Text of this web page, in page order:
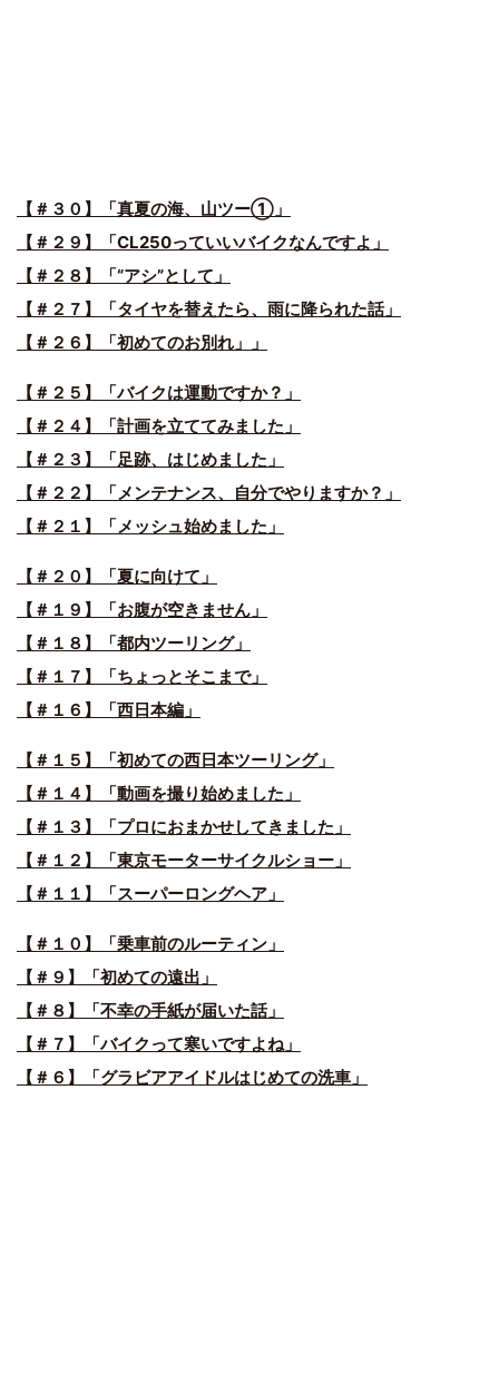
【＃３０】「真夏の海、山ツー①」
【＃２９】「CL250っていいバイクなんですよ」
【＃２８】「“アシ”として」
【＃２７】「タイヤを替えたら、雨に降られた話」
【＃２６】「初めてのお別れ」」
【＃２５】「バイクは運動ですか？」
【＃２４】「計画を立ててみました」
【＃２３】「足跡、はじめました」
【＃２２】「メンテナンス、自分でやりますか？」
【＃２１】「メッシュ始めました」
【＃２０】「夏に向けて」
【＃１９】「お腹が空きません」
【＃１８】「都内ツーリング」
【＃１７】「ちょっとそこまで」
【＃１６】「西日本編」
【＃１５】「初めての西日本ツーリング」
【＃１４】「動画を撮り始めました」
【＃１３】「プロにおまかせしてきました」
【＃１２】「東京モーターサイクルショー」
【＃１１】「スーパーロングヘア」
【＃１０】「乗車前のルーティン」
【＃９】「初めての遠出」
【＃８】「不幸の手紙が届いた話」
【＃７】「バイクって寒いですよね」
【＃６】「グラビアアイドルはじめての洗車」